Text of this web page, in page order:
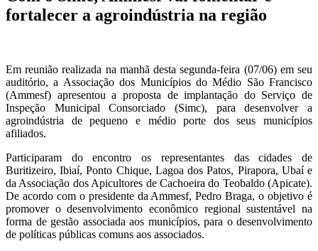
fortalecer a agroindústria na região
Em reunião realizada na manhã desta segunda-feira (07/06) em seu
auditório, a Associação dos Municípios do Médio São Francisco
(Ammesf) apresentou a proposta de implantação do Serviço de
Inspeção Municipal Consorciado (Simc), para desenvolver a
agroindústria de pequeno e médio porte dos seus municípios
afiliados.
Participaram do encontro os representantes das cidades de
Buritizeiro, Ibiaí, Ponto Chique, Lagoa dos Patos, Pirapora, Ubaí e
da Associação dos Apicultores de Cachoeira do Teobaldo (Apicate).
De acordo com o presidente da Ammesf, Pedro Braga, o objetivo é
promover o desenvolvimento econômico regional sustentável na
forma de gestão associada aos municípios, para o desenvolvimento
de políticas públicas comuns aos associados.